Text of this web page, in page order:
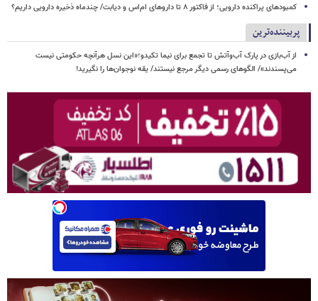
کمبودهای پراکنده دارویی؛ از فاکتور ۸ تا داروهای ام‌اس و دیابت/ چندماه ذخیره دارویی داریم؟
پربیننده‌ترین
از آب‌بازی در پارک آب‌وآتش تا تجمع برای نیما تکیدو؛«این نسل هرآنچه حکومتی نیست
می‌پسندند»/ الگوهای رسمی دیگر مرجع نیستند/ یقه نوجوان‌ها را نگیرید!